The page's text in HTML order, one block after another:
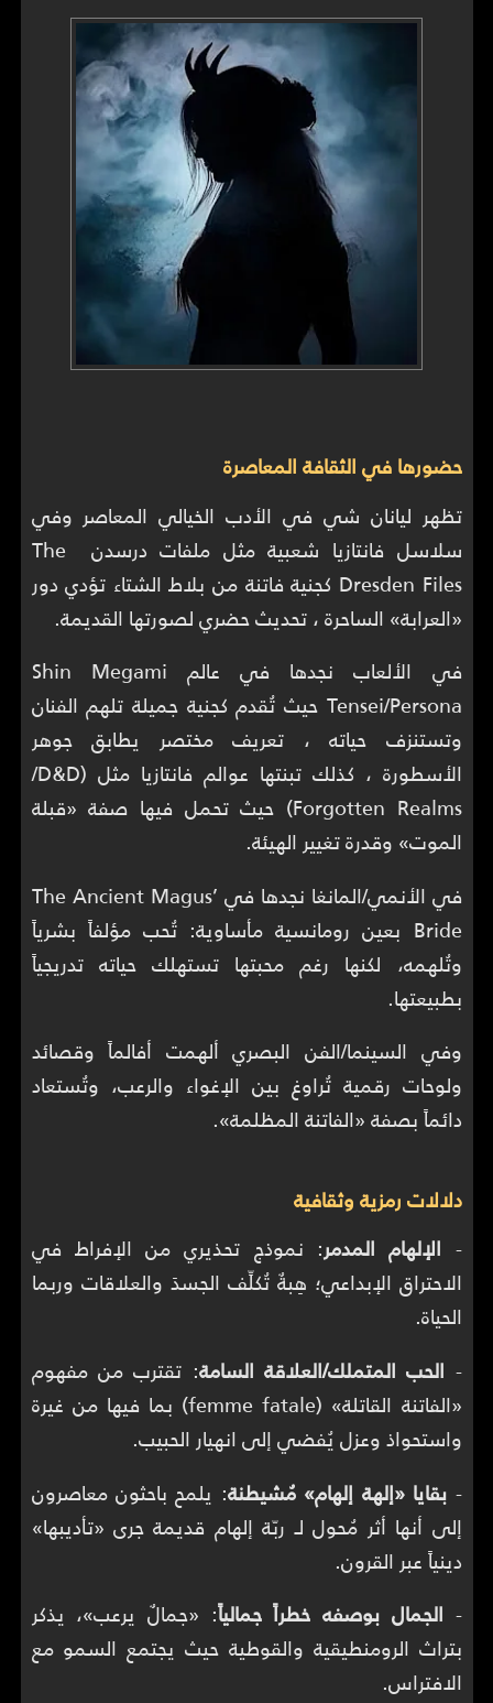
حضورها في الثقافة المعاصرة
تظهر ليانان شي في الأدب الخيالي المعاصر وفي
سلاسل فانتازيا شعبية مثل ملفات درسدن The
Dresden Files كجنية فاتنة من بلاط الشتاء تؤدي دور
«العرابة» الساحرة ، تحديث حضري لصورتها القديمة.
في الألعاب نجدها في عالم Shin Megami
Tensei/Persona حيث تُقدم كجنية جميلة تلهم الفنان
وتستنزف حياته ، تعريف مختصر يطابق جوهر
الأسطورة ، كذلك تبنتها عوالم فانتازيا مثل (D&D/‏
Forgotten Realms) حيث تحمل فيها صفة «قبلة
الموت» وقدرة تغيير الهيئة.
في الأنمي/المانغا نجدها في The Ancient Magus’
Bride بعين رومانسية مأساوية: تُحب مؤلفاً بشرياً
وتُلهمه، لكنها رغم محبتها تستهلك حياته تدريجياً
بطبيعتها.
وفي السينما/الفن البصري ألهمت أفالماً وقصائد
ولوحات رقمية تُراوغ بين الإغواء والرعب، وتُستعاد
دائماً بصفة «الفاتنة المظلمة».
دلالات رمزية وثقافية
- الإلهام المدمر: نموذج تحذيري من الإفراط في
الاحتراق الإبداعي؛ هِبةٌ تُكلِّف الجسدَ والعلاقات وربما
الحياة.
- الحب المتملك/العلاقة السامة: تقترب من مفهوم
«الفاتنة القاتلة» (femme fatale) بما فيها من غيرة
واستحواذ وعزل يُفضي إلى انهيار الحبيب.
- بقايا «إلهة إلهام» مُشيطنة: يلمح باحثون معاصرون
إلى أنها أثر مُحول لـ ربّة إلهام قديمة جرى «تأديبها»
دينياً عبر القرون.
- الجمال بوصفه خطراً جمالياً: «جمالٌ يرعب»، يذكر
بتراث الرومنطيقية والقوطية حيث يجتمع السمو مع
الافتراس.